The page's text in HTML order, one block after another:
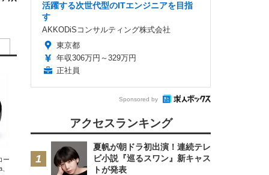
ー
活躍する次世代型のITエンジニアを目指
す
AKKODiSコンサルティング株式会社
東京都
年収306万円～329万円
正社員
Sponsored by
アクセスランキング
夏帆が朝ドラ初出演！連続テレ
ビ小説『巡るスワン』新キャス
トが発表